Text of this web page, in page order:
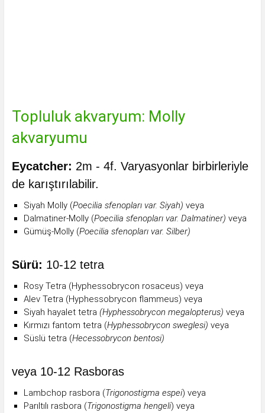
Topluluk akvaryum: Molly
akvaryumu
Eycatcher: 2m - 4f. Varyasyonlar birbirleriyle
de karıştırılabilir.
Siyah Molly (Poecilia sfenopları var. Siyah) veya
Dalmatiner-Molly (Poecilia sfenopları var. Dalmatiner) veya
Gümüş-Molly (Poecilia sfenopları var. Silber)
Sürü: 10-12 tetra
Rosy Tetra (Hyphessobrycon rosaceus) veya
Alev Tetra (Hyphessobrycon flammeus) veya
Siyah hayalet tetra (Hyphessobrycon megalopterus) veya
Kırmızı fantom tetra (Hyphessobrycon sweglesi) veya
Süslü tetra (Hecessobrycon bentosi)
veya 10-12 Rasboras
Lambchop rasbora (Trigonostigma espei) veya
Parıltılı rasbora (Trigonostigma hengeli) veya